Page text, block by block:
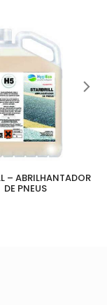
– ABRILHANTADOR
DE PNEUS